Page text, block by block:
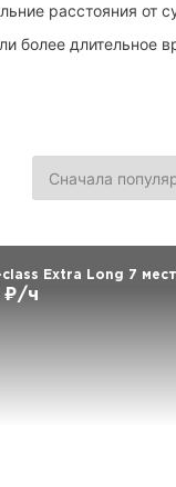
расстояния от
более длительное
class Extra Long 7 мест
₽/ч